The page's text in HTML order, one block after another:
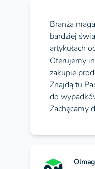
Branża
bardziej
artykułach
Oferujemy
zakupie
Znajdą tu
do
Zachęcamy